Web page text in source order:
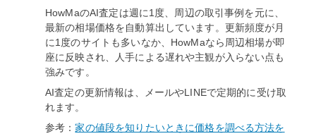
HowMaのAI査定は週に1度、周辺の取引事例を元に、
最新の相場価格を自動算出しています。更新頻度が月
に1度のサイトも多いなか、HowMaなら周辺相場が即
座に反映され、人手による遅れや主観が入らない点も
強みです。
AI査定の更新情報は、メールやLINEで定期的に受け取
れます。
参考：家の値段を知りたいときに価格を調べる方法を